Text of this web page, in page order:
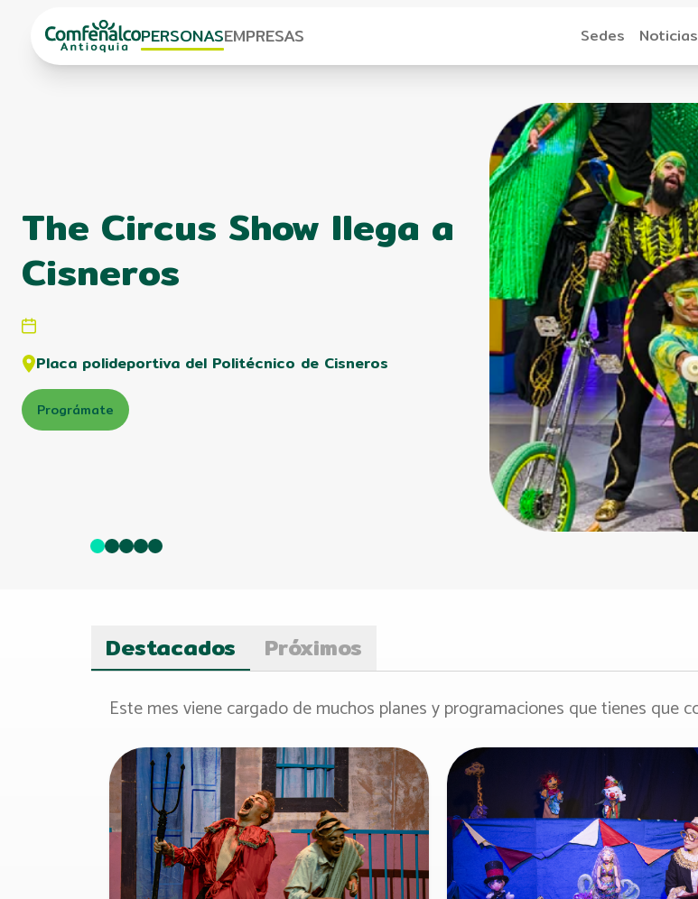
PERSONASEMPRESAS Sedes Noticias
The Circus Show llega a
Cisneros
Placa polideportiva del Politécnico de Cisneros
Prográmate
Destacados Próximos
Este mes viene cargado de muchos planes y programaciones que tienes que